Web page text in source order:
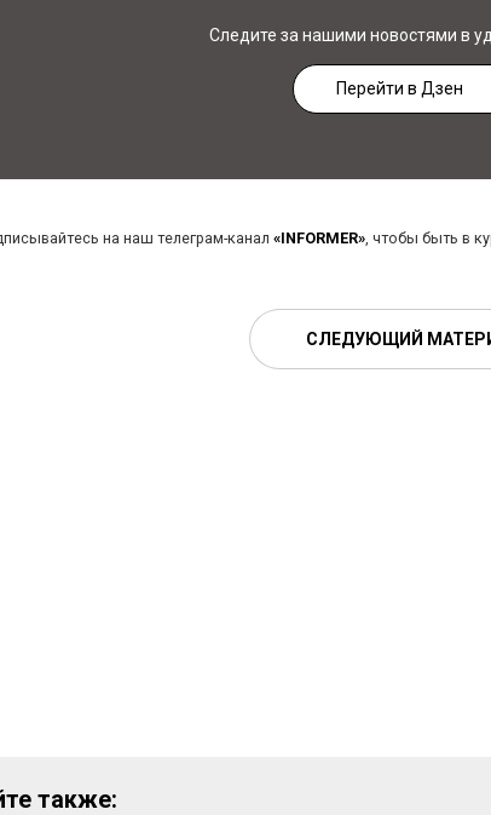
Следите за нашими новостями в
Перейти в Дзен
на наш телеграм-канал «INFORMER», чтобы быть в
СЛЕДУЮЩИЙ
также: